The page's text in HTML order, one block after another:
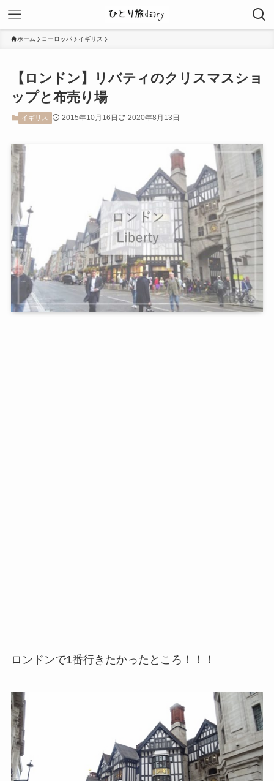
ホーム ヨーロッパ イギリス
【ロンドン】リバティのクリスマスショ
ップと布売り場
イギリス 2015年10月16日 2020年8月13日
ロンドンで1番行きたかったところ！！！